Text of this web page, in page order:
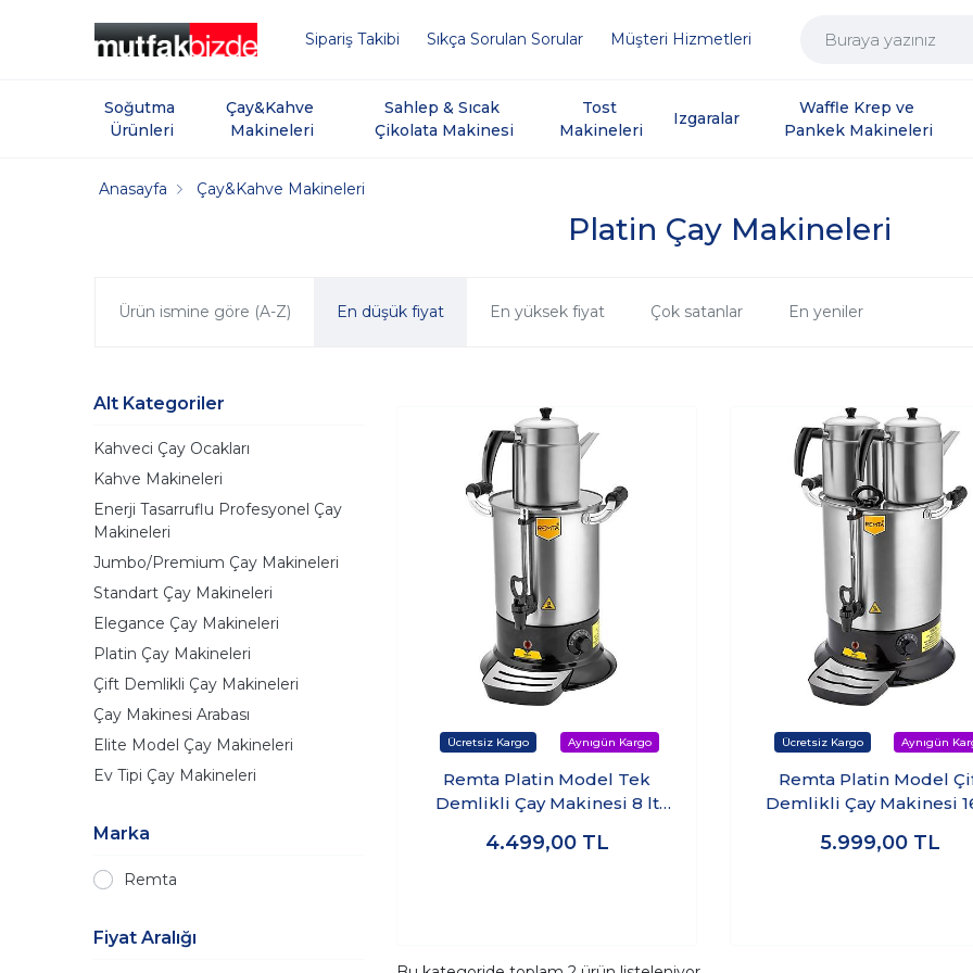
Sipariş Takibi Sıkça Sorulan Sorular Müşteri Hizmetleri
Soğutma
Ürünleri
Çay&Kahve
Makineleri
Sahlep & Sıcak
Çikolata Makinesi
Tost
Makineleri
Izgaralar
Waffle Krep ve
Pankek Makineleri
Platin Çay Makineleri
Anasayfa Çay&Kahve Makineleri
Ürün ismine göre (A-Z) En düşük fiyat En yüksek fiyat Çok satanlar En yeniler
Alt Kategoriler
Kahveci Çay Ocakları
Kahve Makineleri
Enerji Tasarruflu Profesyonel Çay
Makineleri
Jumbo/Premium Çay Makineleri
Standart Çay Makineleri
Elegance Çay Makineleri
Platin Çay Makineleri
Çift Demlikli Çay Makineleri
Çay Makinesi Arabası
Elite Model Çay Makineleri
Ev Tipi Çay Makineleri
Marka
Remta
Fiyat Aralığı
Remta Platin Model Tek
Demlikli Çay Makinesi 8 lt
4.499,00 TL
Remta Platin Model
Demlikli Çay Makinesi
5.999,00 TL